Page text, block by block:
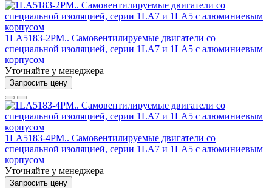
1LA5183-2PM.. Самовентилируемые двигатели со
специальной изоляцией, серии 1LA7 и 1LA5 с алюминиевым
корпусом
Уточняйте у менеджера
Запросить цену
1LA5183-4PM.. Самовентилируемые двигатели со
специальной изоляцией, серии 1LA7 и 1LA5 с алюминиевым
корпусом
Уточняйте у менеджера
Запросить цену